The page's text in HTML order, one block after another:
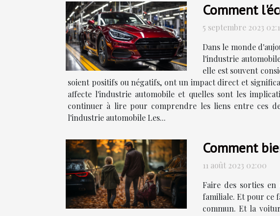
Comment
5 septembre 2023
Dans le monde
l'industrie
elle est souvent
soient positifs ou négatifs, ont un impact direct et
affecte l'industrie automobile et quelles sont les
continuer à lire pour comprendre les liens entre ces
l'industrie automobile Les...
Comment
11 août 2023 02:00
Faire des sorties
familiale. Et pour ce
commun. Et la